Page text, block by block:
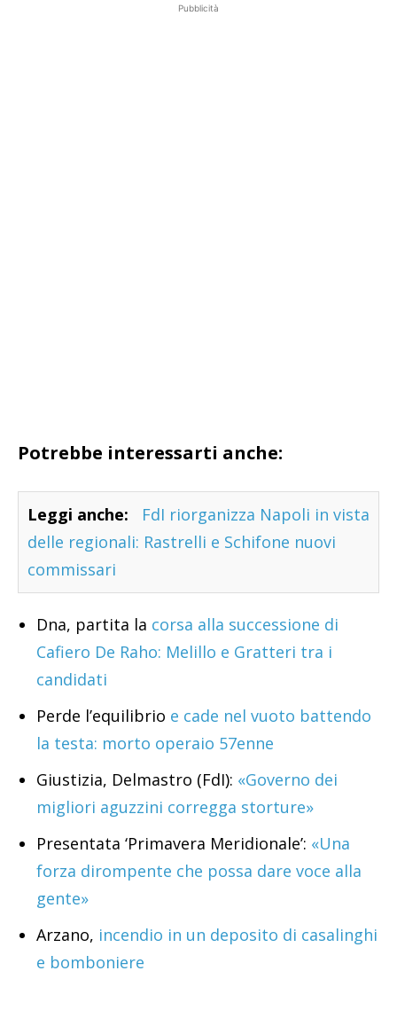
Pubblicità
Potrebbe interessarti anche:
Leggi anche:
FdI riorganizza Napoli in vista
delle regionali: Rastrelli e Schifone nuovi
commissari
Dna, partita la corsa alla successione di
Cafiero De Raho: Melillo e Gratteri tra i
candidati
Perde l’equilibrio e cade nel vuoto battendo
la testa: morto operaio 57enne
Giustizia, Delmastro (FdI): «Governo dei
migliori aguzzini corregga storture»
Presentata ‘Primavera Meridionale’: «Una
forza dirompente che possa dare voce alla
gente»
Arzano, incendio in un deposito di casalinghi
e bomboniere